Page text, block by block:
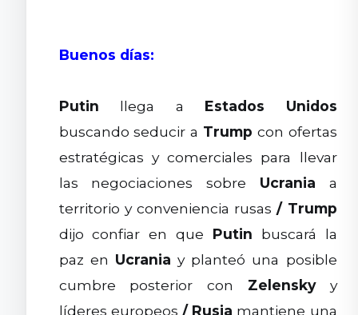
Buenos días:
Putin llega a Estados Unidos
buscando seducir a Trump con ofertas
estratégicas y comerciales para llevar
las negociaciones sobre Ucrania a
territorio y conveniencia rusas/ Trump
dijo confiar en que Putin buscará la
paz en Ucrania y planteó una posible
cumbre posterior con Zelenskyy
líderes europeos / Rusia mantiene una